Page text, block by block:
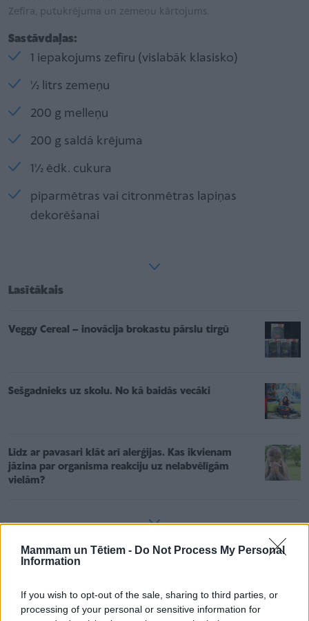
Mammam un Tētiem - Do Not Process My Personal
Information
If you wish to opt-out of the sale, sharing to third parties, or
processing of your personal or sensitive information for
Zefīra, putukrējuma un zemeņu kārtojums.
Sastāvdaļas:
1 iepakojums zefīru (vislabāk klasisko)
½ litrs zemeņu
200 g melleņu
200 g saldā krējuma
1½ ēdk. cukura
piparmētras vai citronmētras lapiņas
dekorēšanai
Lasītākais
Veggy Cereal – inovācija brokastu pārslu tirgū
Sešgadnieks uz skolu. No kā baidās vecāki
Līdz ar pavasari klāt arī alerģijas. Kas ikvienam
jāzina par organisma reakciju uz nelabvēlīgām
vielām?
Pagatavošana:
Saldajam krējumam pievieno nedaudz cukura, jo